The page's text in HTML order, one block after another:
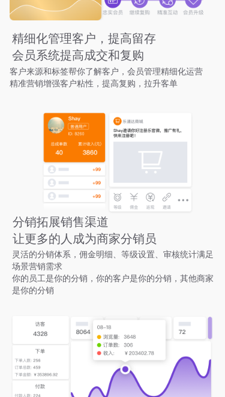
精细化管理客户，提高留存
会员系统提高成交和复购
客户来源和标签帮你了解客户，会员管理精细化运营
精准营销增强客户粘性，提高复购，拉升客单
分销拓展销售渠道
让更多的人成为商家分销员
灵活的分销体系，佣金明细、等级设置、审核统计满足
场景营销需求
你的员工是你的分销，你的客户是你的分销，其他商家
是你的分销